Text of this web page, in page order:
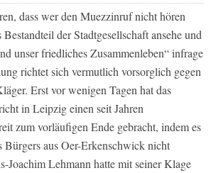
dass wer den Muezzinruf nicht hören
der Stadtgesellschaft ansehe und
unser friedliches Zusammenleben“ infrage
richtet sich vermutlich vorsorglich gegen
Erst vor wenigen Tagen hat das
in Leipzig einen seit Jahren
zum vorläufigen Ende gebracht, indem es
Bürgers aus Oer-Erkenschwick nicht
Joachim Lehmann hatte mit seiner Klage